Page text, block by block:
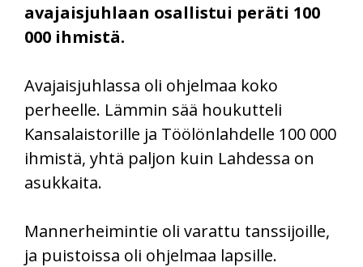
avajaisjuhlaan osallistui peräti 100
000 ihmistä.
Avajaisjuhlassa oli ohjelmaa koko
perheelle. Lämmin sää houkutteli
Kansalaistorille ja Töölönlahdelle 100 000
ihmistä, yhtä paljon kuin Lahdessa on
asukkaita.
Mannerheimintie oli varattu tanssijoille,
ja puistoissa oli ohjelmaa lapsille.